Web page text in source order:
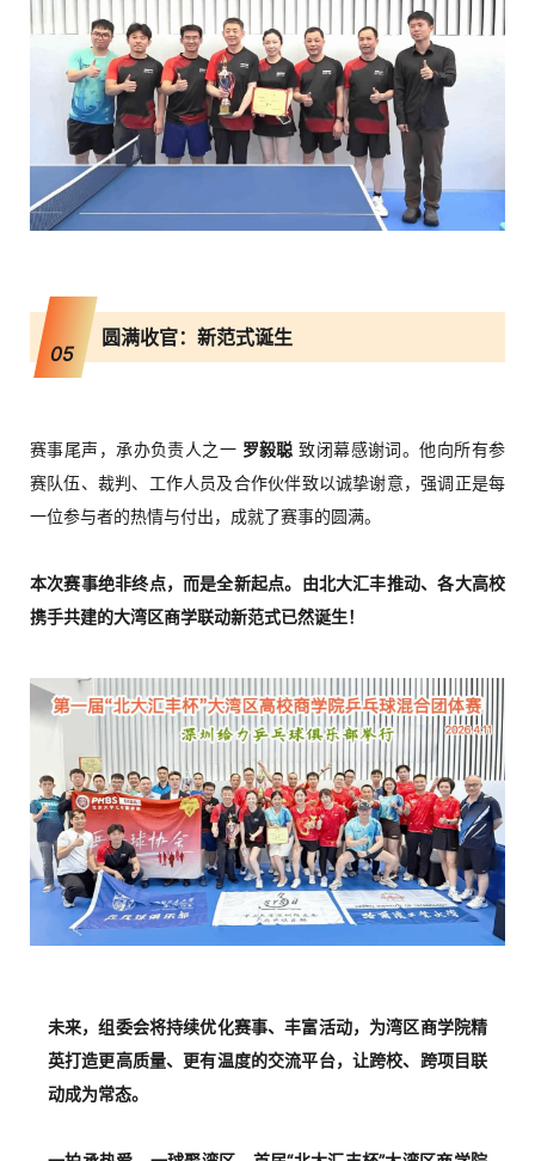
05
圆满收官：新范式诞生
赛事尾声，承办负责人之一 罗毅聪 致闭幕感谢词。他向所有参
赛队伍、裁判、工作人员及合作伙伴致以诚挚谢意，强调正是每
一位参与者的热情与付出，成就了赛事的圆满。
本次赛事绝非终点，而是全新起点。由北大汇丰推动、各大高校
携手共建的大湾区商学联动新范式已然诞生！
未来，组委会将持续优化赛事、丰富活动，为湾区商学院精
英打造更高质量、更有温度的交流平台，让跨校、跨项目联
动成为常态。